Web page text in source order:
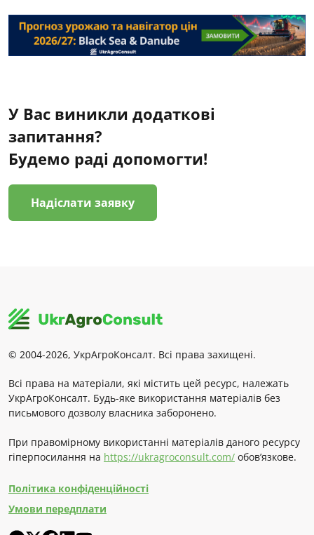
У Вас виникли додаткові
запитання?
Будемо раді допомогти!
Надіслати заявку
© 2004-2026, УкрАгроКонсалт. Всі права захищені.
Всі права на матеріали, які містить цей ресурс, належать
УкрАгроКонсалт. Будь-яке використання матеріалів без
письмового дозволу власника заборонено.
При правомірному використанні матеріалів даного ресурсу
гіперпосилання на https://ukragroconsult.com/ обов’язкове.
Політика конфіденційності
Умови передплати